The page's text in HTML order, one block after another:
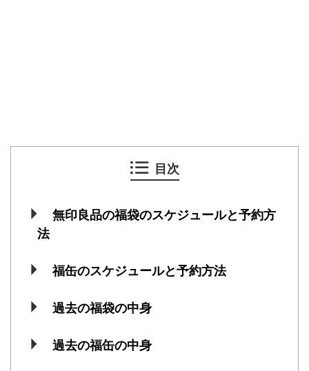
目次
無印良品の福袋のスケジュールと予約方
法
福缶のスケジュールと予約方法
過去の福袋の中身
過去の福缶の中身